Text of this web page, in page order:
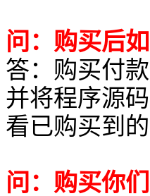
问：购买后
答：购买付
并将程序源
看已购买到
问：购买你